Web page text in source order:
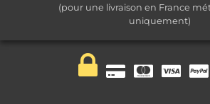
(pour une livraison en France
uniquement)